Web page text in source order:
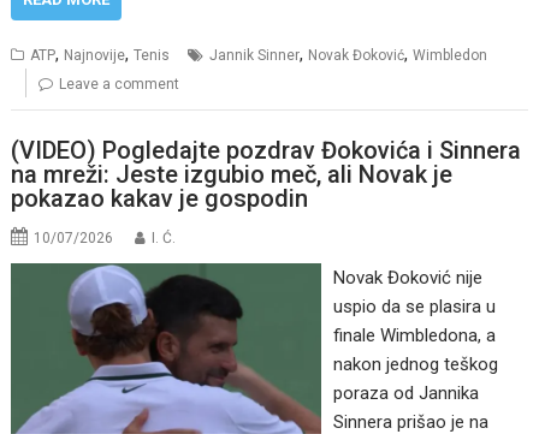
ATP, Najnovije,Tenis Jannik Sinner, Novak Đoković,Wimbledon
Leave a comment
(VIDEO) Pogledajte pozdrav Đokovića i Sinnera
na mreži: Jeste izgubio meč, ali Novak je
pokazao kakav je gospodin
10/07/2026 I. Ć.
Novak Đoković nije
uspio da se plasira u
finale Wimbledona, a
nakon jednog teškog
poraza od Jannika
Sinnera prišao je na